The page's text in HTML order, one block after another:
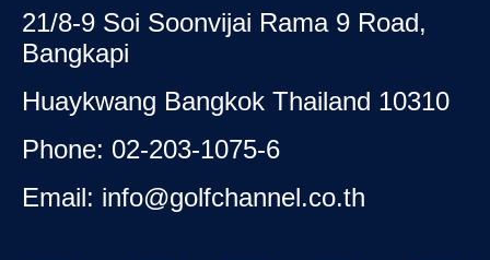
21/8-9 Soi Soonvijai Rama 9 Road,
Bangkapi
Huaykwang Bangkok Thailand 10310
Phone: 02-203-1075-6
Email: info@golfchannel.co.th